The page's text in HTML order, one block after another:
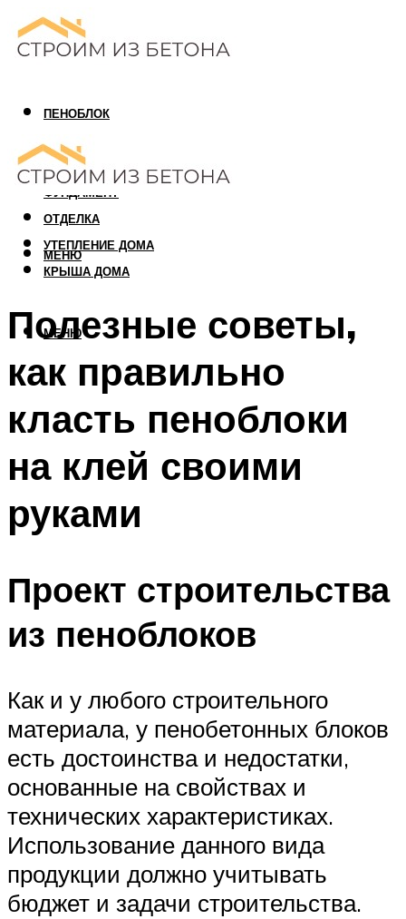
ПЕНОБЛОК
ГАЗОБЛОК
АРБОЛИТОВЫЙ БЛОК
ФУНДАМЕНТ
ОТДЕЛКА
УТЕПЛЕНИЕ ДОМА
КРЫША ДОМА
МЕНЮ
МЕНЮ
Полезные советы,
как правильно
класть пеноблоки
на клей своими
руками
Проект строительства
из пеноблоков
Как и у любого строительного
материала, у пенобетонных блоков
есть достоинства и недостатки,
основанные на свойствах и
технических характеристиках.
Использование данного вида
продукции должно учитывать
бюджет и задачи строительства.